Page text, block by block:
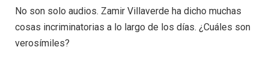
No son solo audios. Zamir Villaverde ha dicho muchas
cosas incriminatorias a lo largo de los días. ¿Cuáles son
verosímiles?